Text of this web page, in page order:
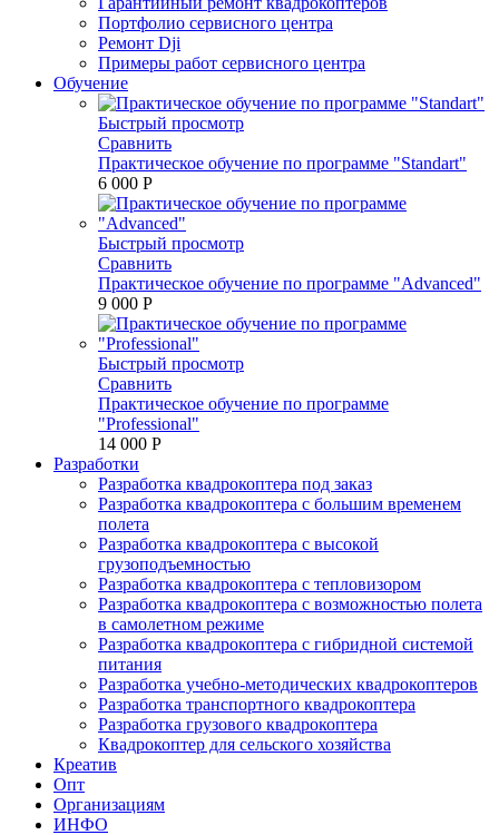
Портфолио сервисного центра
Ремонт Dji
Примеры работ сервисного центра
Обучение
Быстрый просмотр
Сравнить
Практическое обучение по программе "Standart"
6 000 P
Быстрый просмотр
Сравнить
Практическое обучение по программе "Advanced"
9 000 P
Быстрый просмотр
Сравнить
Практическое обучение по программе
"Professional"
14 000 P
Разработки
Разработка квадрокоптера под заказ
Разработка квадрокоптера с большим временем
полета
Разработка квадрокоптера с высокой
грузоподъемностью
Разработка квадрокоптера с тепловизором
Разработка квадрокоптера с возможностью полета
в самолетном режиме
Разработка квадрокоптера с гибридной системой
питания
Разработка учебно-методических квадрокоптеров
Разработка транспортного квадрокоптера
Разработка грузового квадрокоптера
Квадрокоптер для сельского хозяйства
Креатив
Опт
Организациям
ИНФО